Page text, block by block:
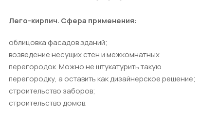
Лего-кирпич. Сфера применения:
облицовка фасадов зданий;
возведение несущих стен и межкомнатных
перегородок. Можно не штукатурить такую
перегородку, а оставить как дизайнерское решение;
строительство заборов;
строительство домов.